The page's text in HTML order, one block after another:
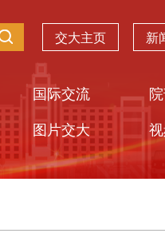
交大主页 新
国际交流
图片交大